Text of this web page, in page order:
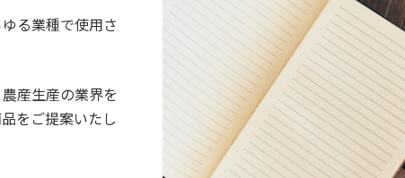
る業種で使用さ
産生産の業界を
をご提案いたし